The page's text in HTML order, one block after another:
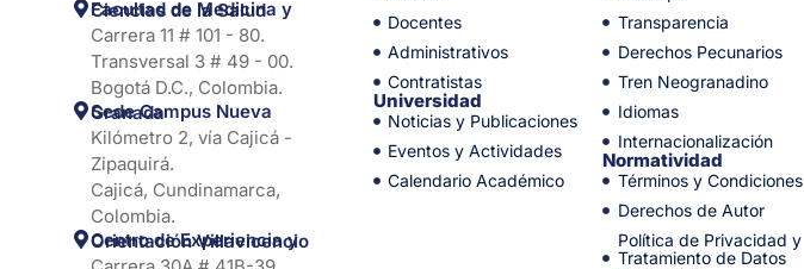
Facultad de Medicina y Ciencias de la Salud
Carrera 11 # 101 - 80.
Transversal 3 # 49 - 00.
Bogotá D.C., Colombia.
Sede Campus Nueva Granada
Kilómetro 2, vía Cajicá -
Zipaquirá.
Cajicá, Cundinamarca,
Colombia.
Centro de Experiencia y Orientación Villavicencio
Docentes
Administrativos
Contratistas
Universidad
Noticias y Publicaciones
Eventos y Actividades
Calendario Académico
Transparencia
Derechos Pecunarios
Tren Neogranadino
Idiomas
Internacionalización
Normatividad
Términos y Condiciones
Derechos de Autor
Política de Privacidad y
Tratamiento de Datos